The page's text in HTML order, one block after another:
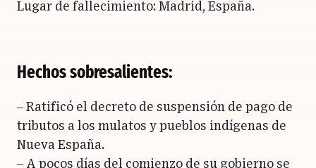
Lugar de fallecimiento: Madrid, España.
Hechos sobresalientes:
– Ratificó el decreto de suspensión de pago de
tributos a los mulatos y pueblos indígenas de
Nueva España.
– A pocos días del comienzo de su gobierno se